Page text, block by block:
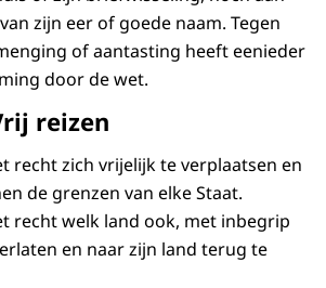
werkelijkheid worden.
sluit af met het logo van het
de Rechten van de Mens en de
zijn eer of goede naam. Tegen
of aantasting heeft eenieder
door de wet.
reizen
recht zich vrijelijk te verplaatsen en
de grenzen van elke Staat.
recht welk land ook, met inbegrip
en naar zijn land terug te